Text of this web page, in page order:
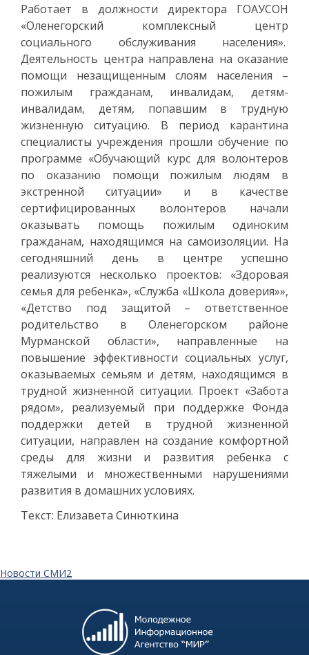
Работает в должности директора ГОАУСОН
«Оленегорский комплексный центр
социального обслуживания населения».
Деятельность центра направлена на оказание
помощи незащищенным слоям населения –
пожилым гражданам, инвалидам, детям-
инвалидам, детям, попавшим в трудную
жизненную ситуацию. В период карантина
специалисты учреждения прошли обучение по
программе «Обучающий курс для волонтеров
по оказанию помощи пожилым людям в
экстренной ситуации» и в качестве
сертифицированных волонтеров начали
оказывать помощь пожилым одиноким
гражданам, находящимся на самоизоляции. На
сегодняшний день в центре успешно
реализуются несколько проектов: «Здоровая
семья для ребенка», «Служба «Школа доверия»»,
«Детство под защитой – ответственное
родительство в Оленегорском районе
Мурманской области», направленные на
повышение эффективности социальных услуг,
оказываемых семьям и детям, находящимся в
трудной жизненной ситуации. Проект «Забота
рядом», реализуемый при поддержке Фонда
поддержки детей в трудной жизненной
ситуации, направлен на создание комфортной
среды для жизни и развития ребенка с
тяжелыми и множественными нарушениями
развития в домашних условиях.
Текст: Елизавета Синюткина
Новости СМИ2